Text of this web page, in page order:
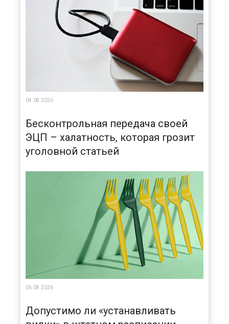
04.08.2026
Бесконтрольная передача своей
ЭЦП – халатность, которая грозит
уголовной статьей
06.08.2026
Допустимо ли «устанавливать